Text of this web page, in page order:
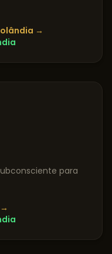
→
para
→